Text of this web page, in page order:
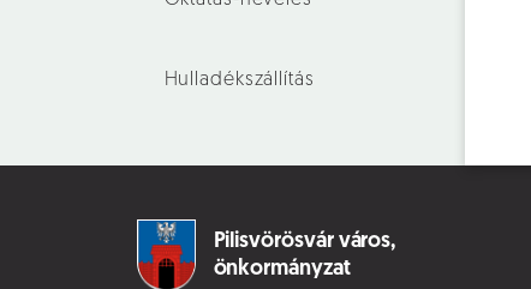
Hulladékszállítás
Pilisvörösvár város,
önkormányzat